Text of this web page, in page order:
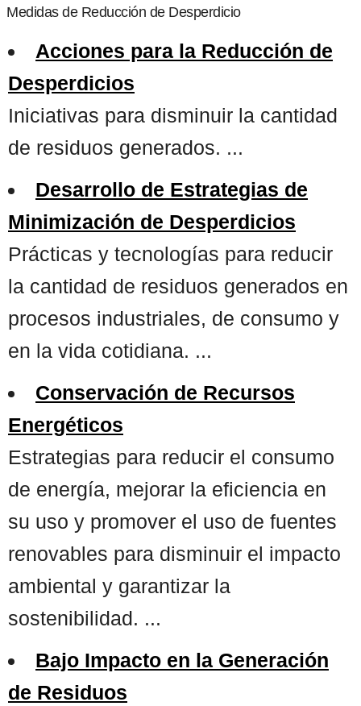
Medidas de Reducción de Desperdicio
Acciones para la Reducción de
Desperdicios
Iniciativas para disminuir la cantidad
de residuos generados. ...
Desarrollo de Estrategias de
Minimización de Desperdicios
Prácticas y tecnologías para reducir
la cantidad de residuos generados en
procesos industriales, de consumo y
en la vida cotidiana. ...
Conservación de Recursos
Energéticos
Estrategias para reducir el consumo
de energía, mejorar la eficiencia en
su uso y promover el uso de fuentes
renovables para disminuir el impacto
ambiental y garantizar la
sostenibilidad. ...
Bajo Impacto en la Generación
de Residuos